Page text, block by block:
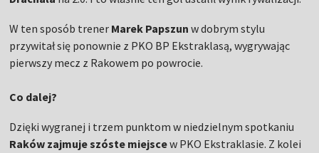
W ten sposób trener Marek Papszun w dobrym stylu
przywitał się ponownie z PKO BP Ekstraklasą, wygrywając
pierwszy mecz z Rakowem po powrocie.
Co dalej?
Dzięki wygranej i trzem punktom w niedzielnym spotkaniu
Raków zajmuje szóste miejscew PKO Ekstraklasie. Z kolei